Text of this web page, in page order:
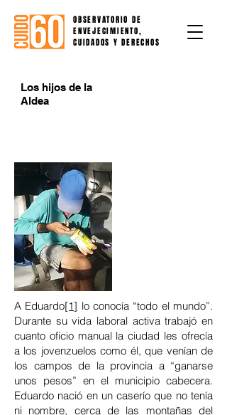
OBSERVATORIO DE
ENVEJECIMIENTO,
CUIDADOS Y DERECHOS
Los hijos de la
Aldea
A Eduardo[1] lo conocía “todo el mundo”.
Durante su vida laboral activa trabajó en
cuanto oficio manual la ciudad les ofrecía
a los jovenzuelos como él, que venían de
los campos de la provincia a “ganarse
unos pesos” en el municipio cabecera.
Eduardo nació en un caserío que no tenía
ni nombre, cerca de las montañas del